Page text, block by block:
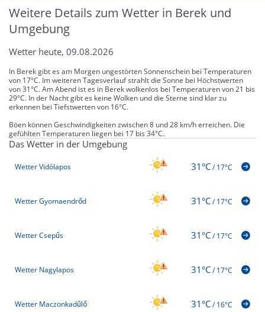
Weitere Details zum Wetter in Berek und
Umgebung
Wetter heute, 09.08.2026
In Berek gibt es am Morgen ungestörten Sonnenschein bei Temperaturen
von 17°C. Im weiteren Tagesverlauf strahlt die Sonne bei Höchstwerten
von 31°C. Am Abend ist es in Berek wolkenlos bei Temperaturen von 21 bis
29°C. In der Nacht gibt es keine Wolken und die Sterne sind klar zu
erkennen bei Tiefstwerten von 16°C.
Böen können Geschwindigkeiten zwischen 8 und 28 km/h erreichen. Die
gefühlten Temperaturen liegen bei 17 bis 34°C.
Das Wetter in der Umgebung
Wetter Vidólapos 31°C/17°C
Wetter Gyomaendrőd 31°C/17°C
Wetter Csepűs 31°C/17°C
Wetter Nagylapos 31°C/17°C
Wetter Maczonkadűlő 31°C/16°C